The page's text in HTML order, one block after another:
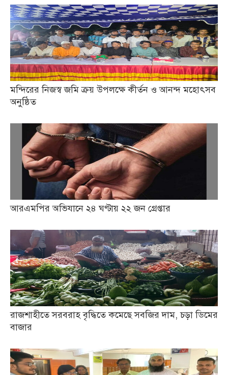
মন্দিরের নিজস্ব জমি ক্রয় উপলক্ষে কীর্তন ও আনন্দ মহোৎসব
অনুষ্ঠিত
আরএমপির অভিযানে ২৪ ঘণ্টায় ২২ জন গ্রেপ্তার
রাজশাহীতে সরবরাহ বৃদ্ধিতে কমেছে সবজির দাম, চড়া ডিমের
বাজার